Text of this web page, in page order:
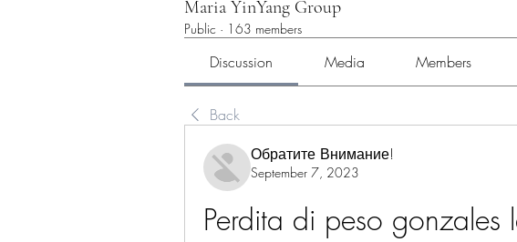
Maria YinYang Group
Public · 163 members
Discussion Media Members
Back
Обратите Внимание!
September 7, 2023
Perdita di peso gonzales